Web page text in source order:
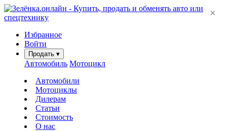
Избранное
Войти
Продать ▾
Автомобиль Мотоцикл
Автомобили
Мотоциклы
Дилерам
Статьи
Стоимость
О нас
×